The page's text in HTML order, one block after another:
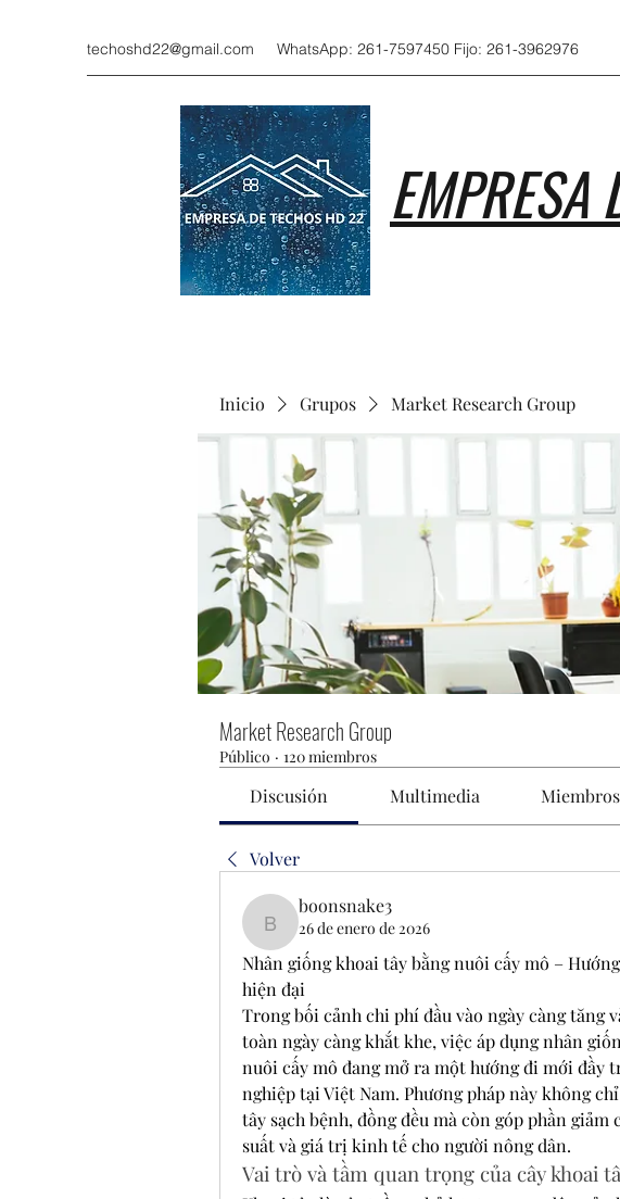
techoshd22@gmail.com WhatsApp: 261-7597450 Fijo: 261-3962976
EMPRESA
Inicio Grupos Market Research Group
Market Research Group
Público · 120 miembros
Discusión Multimedia Miembros
Volver
boonsnake3
boonsnake3
26 de enero de 2026
Nhân giống khoai tây bằng nuôi cấy mô –
hiện đại
Trong bối cảnh chi phí đầu vào ngày càng tăng
toàn ngày càng khắt khe, việc áp dụng nhân
nuôi cấy mô đang mở ra một hướng đi mới đầy
nghiệp tại Việt Nam. Phương pháp này không
tây sạch bệnh, đồng đều mà còn góp phần
suất và giá trị kinh tế cho người nông dân.
Vai trò và tầm quan trọng của cây khoai